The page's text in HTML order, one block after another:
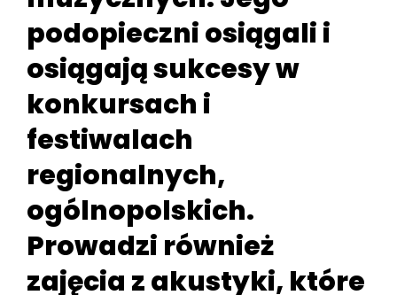
podopieczni osiągali i
osiągają sukcesy w
konkursach i
festiwalach
regionalnych,
ogólnopolskich.
Prowadzi również
zajęcia z akustyki, które